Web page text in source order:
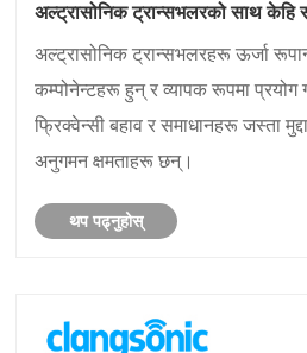
अल्ट्रासोनिक ट्रान्सभलरको साथ केहि
अल्ट्रासोनिक ट्रान्सभलरहरू ऊर्जा
कम्पोनेन्टहरू हुन् र व्यापक रूपमा प्रयोग
फ्रिक्वेन्सी बहाव र समाधानहरू जस्ता
अनुगमन क्षमताहरू छन्।
थप पढ्नुहोस्